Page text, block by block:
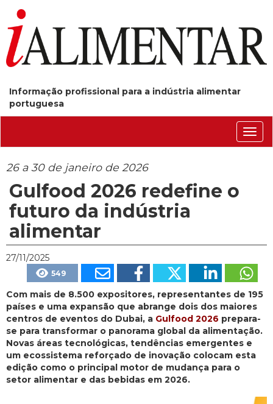
Informação profissional para a indústria alimentar
portuguesa
26 a 30 de janeiro de 2026
Gulfood 2026 redefine o
futuro da indústria
alimentar
27/11/2025
549
Com mais de 8.500 expositores, representantes de 195
países e uma expansão que abrange dois dos maiores
centros de eventos do Dubai, a Gulfood 2026 prepara-
se para transformar o panorama global da alimentação.
Novas áreas tecnológicas, tendências emergentes e
um ecossistema reforçado de inovação colocam esta
edição como o principal motor de mudança para o
setor alimentar e das bebidas em 2026.